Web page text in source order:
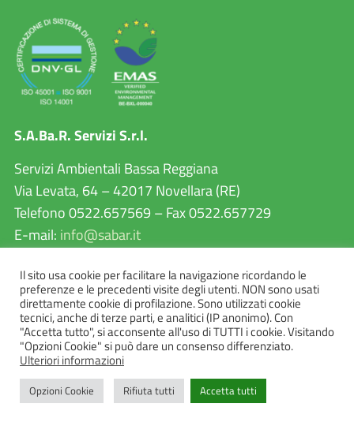
S.A.Ba.R. Servizi S.r.l.
Servizi Ambientali Bassa Reggiana
Via Levata, 64 – 42017 Novellara (RE)
Telefono 0522.657569 – Fax 0522.657729
E-mail: info@sabar.it
P.IVA 02460240357
PEC:sabarservizisrl@pec.it
Il sito usa cookie per facilitare la navigazione ricordando le
preferenze e le precedenti visite degli utenti. NON sono usati
direttamente cookie di profilazione. Sono utilizzati cookie
tecnici, anche di terze parti, e analitici (IP anonimo). Con
"Accetta tutto", si acconsente all'uso di TUTTI i cookie. Visitando
"Opzioni Cookie" si può dare un consenso differenziato.
Ulteriori informazioni
Opzioni Cookie Rifiuta tutti Accetta tutti